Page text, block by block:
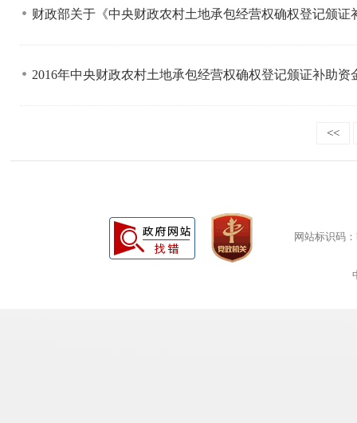
财政部关于《中央财政农村土地承包经营权确权登记颁
2016年中央财政农村土地承包经营权确权登记颁证补助
<<
网站标识码